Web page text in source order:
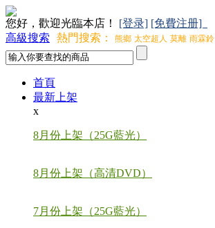
您好，歡迎光臨本店！ [登录] [免費注册]
高級搜索
熱門搜索： 熊鄉 太空超人 莫離 雨霖鈴
首頁
最新上架
x
8月份上架（25G藍光）
8月份上架（高清DVD）
7月份上架（25G藍光）